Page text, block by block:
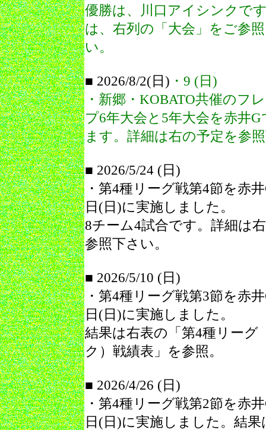
優勝は、川口アイシンクで
は、右列の「大会」をご参
い。
■ 2026/8/2(日) ・9 (日)
・新郷・KOBATO共催のフ
プ6年大会と5年大会を赤井
ます。詳細は右の予定を参
■ 2026/5/24 (日)
・第4種リーグ戦第4節を赤
日(日)に実施しました。
8チーム4試合です。詳細は
参照下さい。
■ 2026/5/10 (日)
・第4種リーグ戦第3節を赤
日(日)に実施しました。
結果は右表の「 第4種リーグ
ク）戦績表 」を参照。
■ 2026/4/26 (日)
・第4種リーグ戦第2節を赤
日(日)に実施しました。結果